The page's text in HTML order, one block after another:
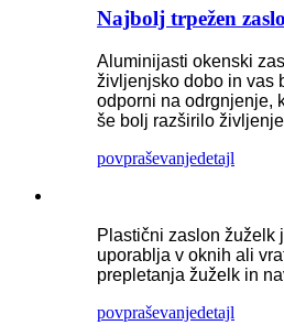
Najbolj trpežen
Aluminijasti okenski
življenjsko dobo in vas
odporni na odrgnjenje,
še bolj razširilo
povpraševanjedetajl
Plastični zaslon žuželk
uporablja v oknih ali
prepletanja žuželk in
povpraševanjedetajl